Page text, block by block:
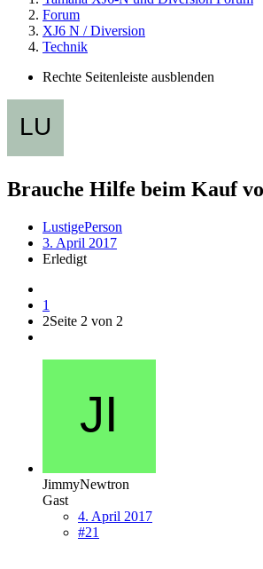
Forum
XJ6 N / Diversion
Technik
Rechte Seitenleiste ausblenden
Brauche Hilfe beim Kauf
LustigePerson
3. April 2017
Erledigt
1
2Seite 2 von 2
JimmyNewtron
Gast
4. April 2017
#21